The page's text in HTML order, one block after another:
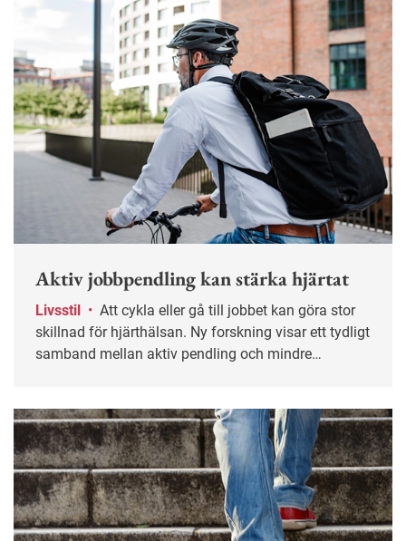
Aktiv jobbpendling kan stärka hjärtat
Livsstil •
skillnad för hjärthälsan. Ny forskning visar ett tydligt
samband mellan aktiv pendling och mindre